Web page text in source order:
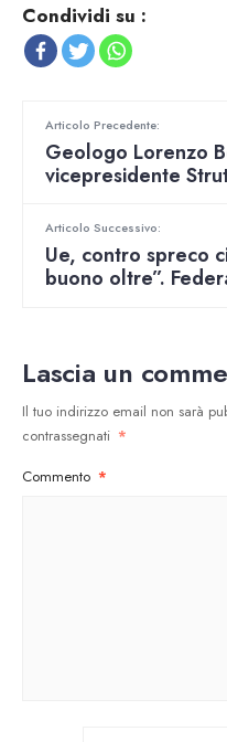
Condividi su :
Articolo Precedente:
Geologo Lorenzo
vicepresidente
Articolo Successivo:
Ue, contro spreco
buono oltre”.
Lascia un
Il tuo indirizzo email non sarà
contrassegnati *
Commento *